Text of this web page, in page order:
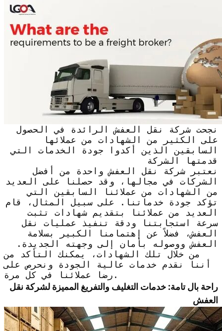
نجحت شركة نقل العفش الرائدة في الحصول
على الكثير من الشهادات من عملائها
السابقين الذين أكدوا جودة الخدمات التي
قدمتها الشركة
نعتبر شركة نقل العفش واحدة من أفضل
الشركات في مجالها، وقد حصلنا على العديد
من الشهادات من عملائنا السابقين التي
تؤكد جودة خدماتنا. على سبيل المثال، قام
العديد من عملائنا بتقديم شهادات تثبت
سرعة استجابتنا ودقة تنفيذ عمليات نقل
العفش، فضلاً عن إهتمامنا الكبير بسلامة
العفش ووصوله بأمان إلى وجهته الجديدة.
من خلال تلك الشهادات، يمكنك التأكد من
أننا نقدم خدمات عالية الجودة ونحرص على
رضا عملائنا في كل مرة.
راحة بال تامة: خدمات التغليف والتفريغ المميزة لشركة نقل
العفش